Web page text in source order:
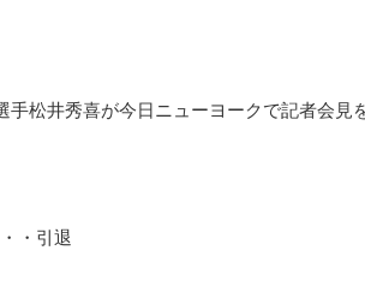
手松井秀喜が今日ニューヨークで記者会見
・引退